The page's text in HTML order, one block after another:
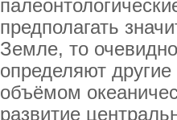
предполагать
Земле, то
определяют
объёмом
развитие